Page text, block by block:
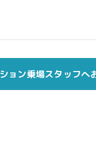
ョン乗場スタッフへ